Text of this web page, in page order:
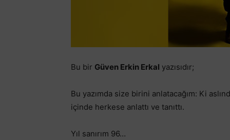
Bu bir Güven Erkin Erkal yazısıdır;
Bu yazımda size birini anlatacağım: Ki
içinde herkese anlattı ve tanıttı.
Yıl sanırım 96…